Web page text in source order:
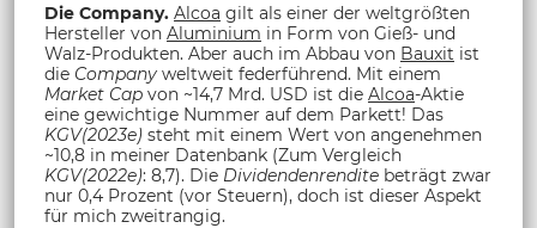
Die Company. Alcoa gilt als einer der weltgrößten
Hersteller von Aluminium in Form von Gieß- und
Walz-Produkten. Aber auch im Abbau von Bauxit ist
die Company weltweit federführend. Mit einem
Market Cap von ~14,7 Mrd. USD ist die Alcoa-Aktie
eine gewichtige Nummer auf dem Parkett! Das
KGV(2023e) steht mit einem Wert von angenehmen
~10,8 in meiner Datenbank (Zum Vergleich
KGV(2022e): 8,7). Die Dividendenrendite beträgt zwar
nur 0,4 Prozent (vor Steuern), doch ist dieser Aspekt
für mich zweitrangig.